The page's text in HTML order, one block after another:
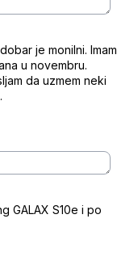
je monilni. Imam
u novembru.
da uzmem neki
GALAX S10e i po